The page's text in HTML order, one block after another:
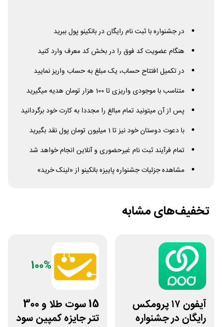
در جشنواره با ثبت نام رایگان در بانکینو پول ببرید
هنگام عضویت کد فوق را در بخش کد معرف وارد کنید
در تکمیل افتتاح حساب، یک مبلغ به حساب واریز نمایید
متناسب با موجودی واریزی تا 100 هزار تومان هدیه میگیرید
پس از آن میتونید تمام مبالغ را مجددا به کارت خود برگردانید
با دعوت دوستان خود نیز تا 1 میلیون تومان پول نقد بگیرید
تمام فرآیند ثبت نام غیرحضوری و آنلاین انجام خواهد شد
مشاهده جزئیات جشنواره پاییزه بانکینو از «لینک خرید»
تخفیف‌های مشابه
آیفون ۱۷ پرومکس
رایگان در جشنواره
100%
15 سوت طلا و 300
تتر جایزه کمپین سود